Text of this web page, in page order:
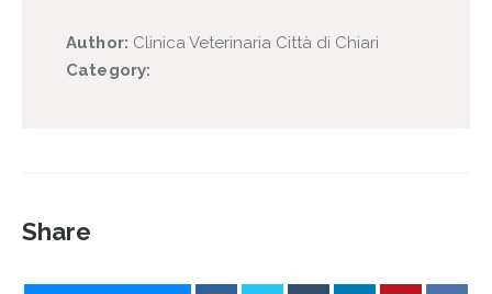
Author: Clinica Veterinaria Città di Chiari
Category:
Share